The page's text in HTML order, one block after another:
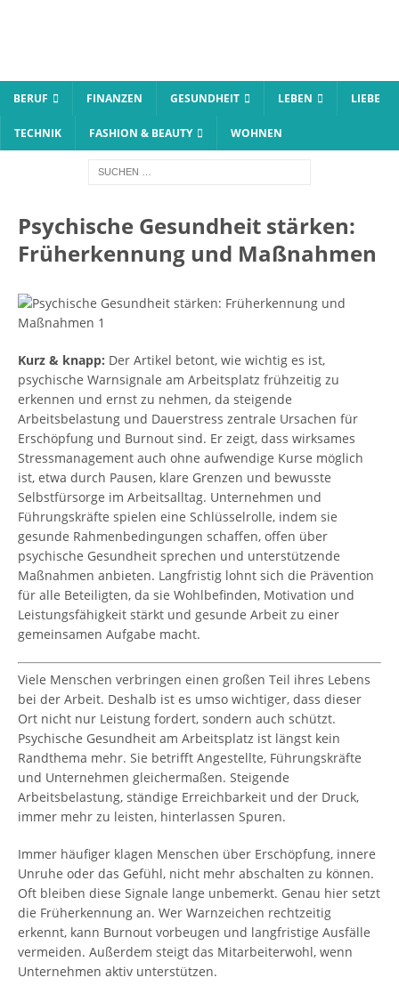
BERUF FINANZEN GESUNDHEIT LEBEN LIEBE
TECHNIK FASHION & BEAUTY WOHNEN
Psychische Gesundheit stärken:
Früherkennung und Maßnahmen
Kurz & knapp: Der Artikel betont, wie wichtig es ist,
psychische Warnsignale am Arbeitsplatz frühzeitig zu
erkennen und ernst zu nehmen, da steigende
Arbeitsbelastung und Dauerstress zentrale Ursachen für
Erschöpfung und Burnout sind. Er zeigt, dass wirksames
Stressmanagement auch ohne aufwendige Kurse möglich
ist, etwa durch Pausen, klare Grenzen und bewusste
Selbstfürsorge im Arbeitsalltag. Unternehmen und
Führungskräfte spielen eine Schlüsselrolle, indem sie
gesunde Rahmenbedingungen schaffen, offen über
psychische Gesundheit sprechen und unterstützende
Maßnahmen anbieten. Langfristig lohnt sich die Prävention
für alle Beteiligten, da sie Wohlbefinden, Motivation und
Leistungsfähigkeit stärkt und gesunde Arbeit zu einer
gemeinsamen Aufgabe macht.
Viele Menschen verbringen einen großen Teil ihres Lebens
bei der Arbeit. Deshalb ist es umso wichtiger, dass dieser
Ort nicht nur Leistung fordert, sondern auch schützt.
Psychische Gesundheit am Arbeitsplatz ist längst kein
Randthema mehr. Sie betrifft Angestellte, Führungskräfte
und Unternehmen gleichermaßen. Steigende
Arbeitsbelastung, ständige Erreichbarkeit und der Druck,
immer mehr zu leisten, hinterlassen Spuren.
Immer häufiger klagen Menschen über Erschöpfung, innere
Unruhe oder das Gefühl, nicht mehr abschalten zu können.
Oft bleiben diese Signale lange unbemerkt. Genau hier setzt
die Früherkennung an. Wer Warnzeichen rechtzeitig
erkennt, kann Burnout vorbeugen und langfristige Ausfälle
vermeiden. Außerdem steigt das Mitarbeiterwohl, wenn
Unternehmen aktiv unterstützen.